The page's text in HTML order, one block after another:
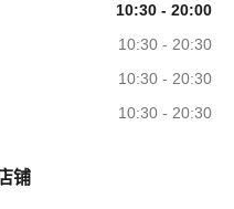
10:30 - 20:00
10:30 - 20:30
10:30 - 20:30
10:30 - 20:30
铺